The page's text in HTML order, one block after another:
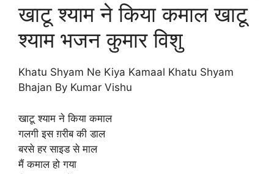
खाटू श्याम ने किया कमाल खाटू
श्याम भजन कुमार विशु
Khatu Shyam Ne Kiya Kamaal Khatu Shyam
Bhajan By Kumar Vishu
खाटू श्याम ने किया कमाल
गलगी इस ग़रीब की डाल
बरसे हर साइड से माल
मैं कमाल हो गया